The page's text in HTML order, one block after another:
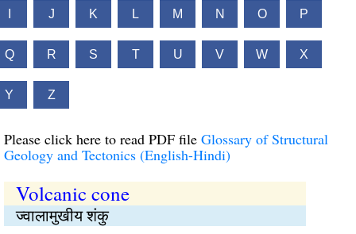
J K L M N O P
Q R S T U V W X
Y Z
Please click here to read PDF file Glossary of Structural
Geology and Tectonics (English-Hindi)
Volcanic cone
ज्वालामुखीय शंकु